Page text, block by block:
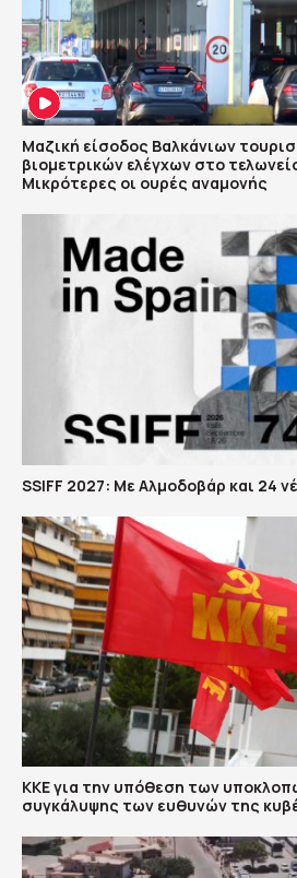
Μαζική είσοδος Βαλκάνιων
βιομετρικών ελέγχων στο
Μικρότερες οι ουρές αναμονής
SSIFF 2027: Με Αλμοδοβάρ και 24
ΚΚΕ για την υπόθεση των
συγκάλυψης των ευθυνών της